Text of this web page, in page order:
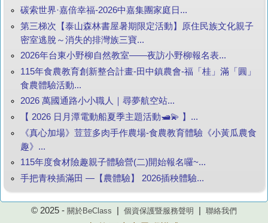
碳索世界·嘉倍幸福-2026中嘉集團家庭日...
第三梯次【泰山森林書屋暑期限定活動】原住民族文化親子
密室逃脫～消失的排灣族三寶...
2026年台東小野柳自然教室——夜訪小野柳報名表...
115年食農教育創新整合計畫-田中鎮農會-福「桂」滿「圓」
食農體驗活動...
2026 萬國通路小小職人｜尋夢航空站...
【 2026 日月潭電動船夏季主題活動🛥️💫 】...
《真心加場》荳荳多肉手作農場-食農教育體驗《小黃瓜農食
趣》...
115年度食材險趣親子體驗營(二)開始報名囉~...
手把青秧插滿田 —【農體驗】 2026插秧體驗...
© 2025 - 關於BeClass 個資保護暨服務聲明 聯絡我們